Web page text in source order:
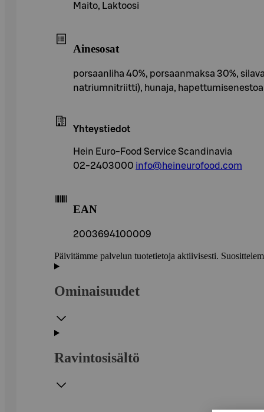
Maito, Laktoosi
Ainesosat
porsaanliha 40%, porsaanmaksa 30%,
natriumnitriitti), hunaja,
Yhteystiedot
Hein Euro-Food Service Scandinavia
02-2403000 info@heineurofood.com
EAN
2003694100009
Päivitämme palvelun tuotetietoja aktiivisesti.
Ominaisuudet
Ravintosisältö